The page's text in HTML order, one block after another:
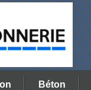
Béton